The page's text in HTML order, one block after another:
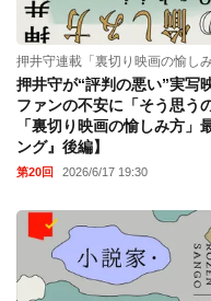
押井守連載「裏切り映画の愉しみ
押井守が“評判の悪い”実写
ファンの不安に「そう思う
「裏切り映画の愉しみ方
ング』後編】
第20回 2026/6/17 19:30